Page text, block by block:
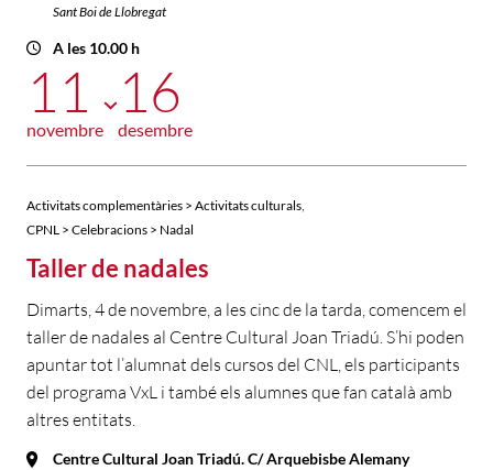
Sant Boi de Llobregat
A les 10.00 h
11
novembre
16
desembre
Activitats complementàries > Activitats culturals
CPNL > Celebracions > Nadal
Taller de nadales
Dimarts, 4 de novembre, a les cinc de la tarda, comencem el
taller de nadales al Centre Cultural Joan Triadú. S’hi poden
apuntar tot l’alumnat dels cursos del CNL, els participants
del programa VxL i també els alumnes que fan català amb
altres entitats.
Centre Cultural Joan Triadú. C/ Arquebisbe Alemany